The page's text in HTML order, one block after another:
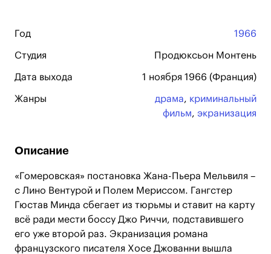
Год 1966
Студия Продюксьон Монтень
Дата выхода 1 ноября 1966 (Франция)
Жанры драма, криминальный
фильм, экранизация
Описание
«Гомеровская» постановка Жана-Пьера Мельвиля –
с Лино Вентурой и Полем Мериссом. Гангстер
Гюстав Минда сбегает из тюрьмы и ставит на карту
всё ради мести боссу Джо Риччи, подставившего
его уже второй раз. Экранизация романа
французского писателя Хосе Джованни вышла